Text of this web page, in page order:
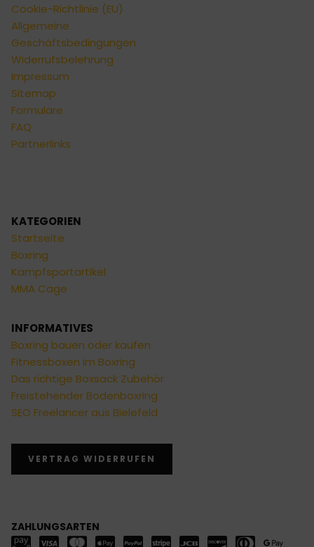
Cookie-Richtlinie (EU)
Allgemeine
Geschäftsbedingungen
Widerrufsbelehrung
Impressum
Sitemap
Formulare
FAQ
Partnerlinks
KATEGORIEN
Startseite
Boxring
Kampfsportartikel
MMA Cage
INFORMATIVES
Boxring bauen oder kaufen
Fitnessboxen im Boxring
Das richtige Boxsack Zubehör
Freistehender Bodenboxring
SEO Freelancer aus Bielefeld
VERTRAG WIDERRUFEN
ZAHLUNGSARTEN